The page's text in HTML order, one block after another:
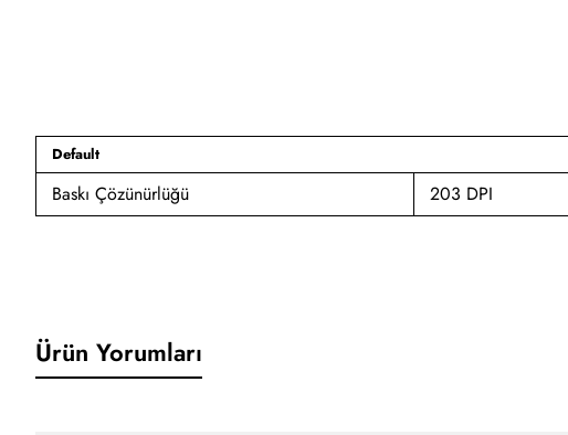
Default
Baskı Çözünürlüğü 203 DPI
Ürün Yorumları